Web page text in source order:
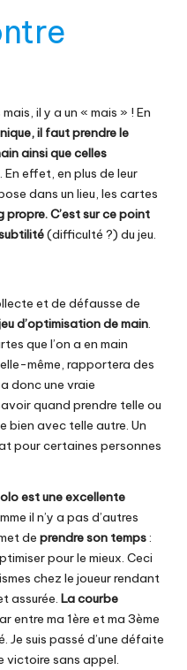
il y a un « mais » ! En
il faut prendre le
ainsi que celles
. En effet, en plus de leur
dans un lieu, les cartes
propre. C’est sur ce point
(difficulté ?) du jeu.
et de défausse de
d’optimisation de main.
que l’on a en main
même, rapportera des
donc une vraie
quand prendre telle ou
bien avec telle autre. Un
pour certaines personnes
est une excellente
il n’y a pas d’autres
de prendre son temps:
pour le mieux. Ceci
chez le joueur rendant
assurée. La courbe
entre ma 1ère et ma 3ème
Je suis passé d’une défaite
victoire sans appel.